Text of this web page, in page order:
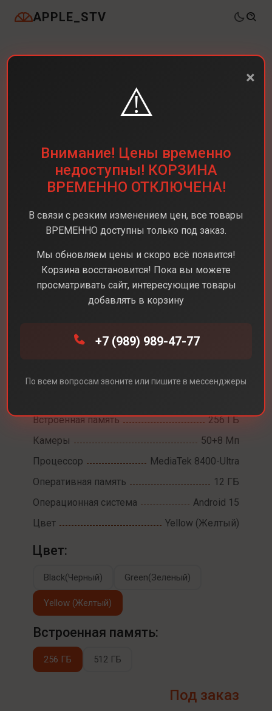
APPLE_STV
Poco X7 Pro
Диагональ экрана
6,6
Встроенная память
256 ГБ
Камеры
50+8 Мп
Процессор
MediaTek 8400-Ultra
Оперативная память
12 ГБ
Операционная система
Android 15
Цвет
Yellow (Желтый)
Цвет:
Black(Черный) Green(Зеленый)
Yellow (Желтый)
Встроенная память:
256 ГБ 512 ГБ
Под заказ
×
⚠️
Внимание! Цены временно
недоступны! КОРЗИНА
ВРЕМЕННО ОТКЛЮЧЕНА!
В связи с резким изменением цен, все товары
ВРЕМЕННО доступны только под заказ.
Мы обновляем цены и скоро всё появится!
Корзина восстановится! Пока вы можете
просматривать сайт, интересующие товары
добавлять в корзину
+7 (989) 989-47-77
По всем вопросам звоните или пишите в мессенджеры